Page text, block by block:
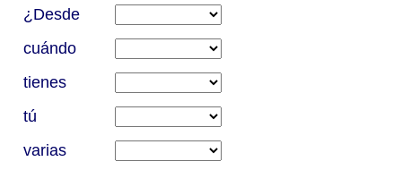
¿Desde
cuándo
tienes
tú
varias